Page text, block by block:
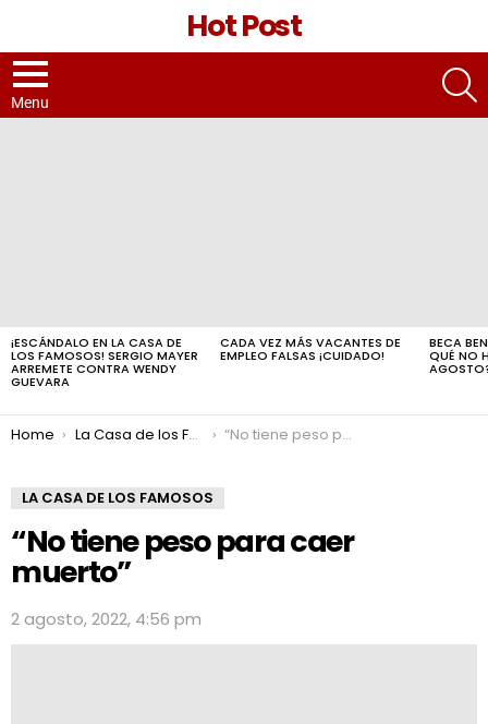
Hot Post
Menu
¡ESCÁNDALO EN LA CASA DE
LOS FAMOSOS! SERGIO MAYER
ARREMETE CONTRA WENDY
GUEVARA
CADA VEZ MÁS VACANTES DE
EMPLEO FALSAS ¡CUIDADO!
BECA
QUÉ NO
You are here:
Home La Casa de los Famosos “No tiene peso para caer muerto”
LA CASA DE LOS FAMOSOS
“No tiene peso para caer
muerto”
2 agosto, 2022, 4:56 pm